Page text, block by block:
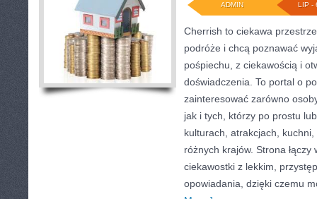
LIP -
ADMIN
Cherrish to ciekawa
podróże i chcą poznawać
pośpiechu, z ciekawością i
doświadczenia. To portal o
zainteresować zarówno
jak i tych, którzy po prostu
kulturach, atrakcjach,
różnych krajów. Strona
ciekawostki z lekkim,
opowiadania, dzięki czemu